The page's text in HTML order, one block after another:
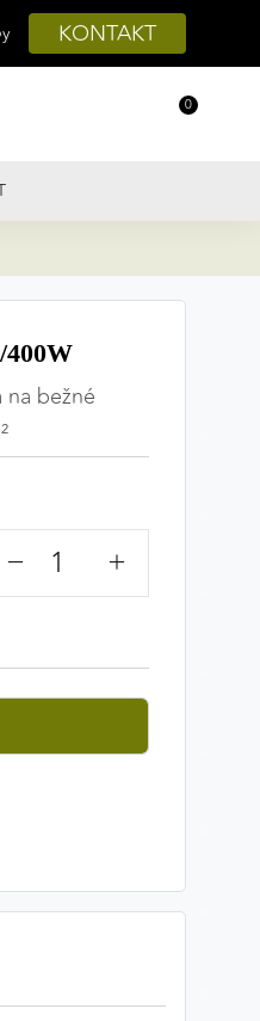
KONTAKT
0
na bežné
− +